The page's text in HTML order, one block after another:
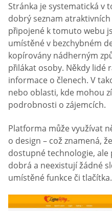
Stránka je systematická v
dobrý seznam
připojené k tomuto webu
umístěné v bezchybném
kopírovány nádherným
přilákat osoby. Někdy lidé
informace o členech. V
nebo oblasti, kde mohou
podrobnosti o zájemcích.
Platforma může využívat
o design – což znamená,
dostupné technologie,
dobrá a neexistují žádné
umístěné funkce či tlačítka.